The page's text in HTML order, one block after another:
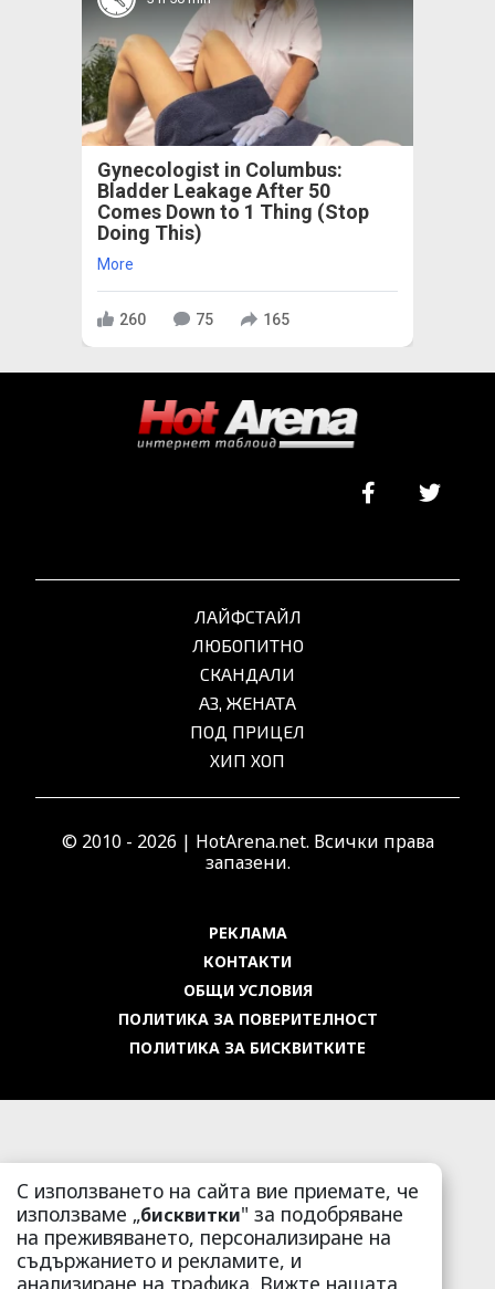
Gynecologist in Columbus:
Bladder Leakage After 50
Comes Down to 1 Thing (Stop
Doing This)
More
260 75 165
С използването на сайта вие приемате, че
използваме „бисквитки" за подобряване
на преживяването, персонализиране на
съдържанието и рекламите, и
анализиране на трафика. Вижте нашата
ЛАЙФСТАЙЛ
ЛЮБОПИТНО
СКАНДАЛИ
АЗ, ЖЕНАТА
ПОД ПРИЦЕЛ
ХИП ХОП
© 2010 - 2026 | HotArena.net. Всички права
запазени.
РЕКЛАМА
КОНТАКТИ
ОБЩИ УСЛОВИЯ
ПОЛИТИКА ЗА ПОВЕРИТЕЛНОСТ
ПОЛИТИКА ЗА БИСКВИТКИТЕ